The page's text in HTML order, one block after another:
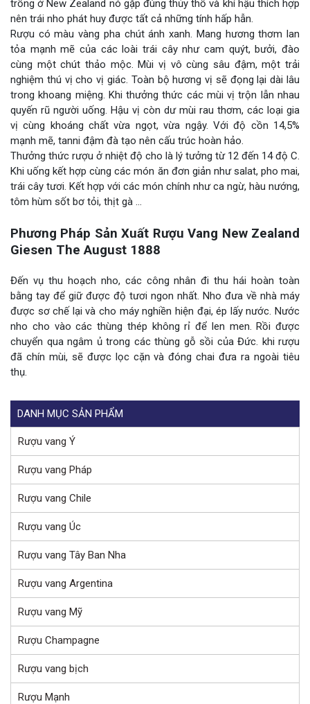
trồng ở New Zealand nó gặp đúng thủy thổ và khí hậu thích hợp
nên trái nho phát huy được tất cả những tính hấp hẫn.
Rượu có màu vàng pha chút ánh xanh. Mang hương thơm lan
tỏa mạnh mẽ của các loài trái cây như cam quýt, bưởi, đào
cùng một chút thảo mộc. Mùi vị vô cùng sâu đậm, một trải
nghiệm thú vị cho vị giác. Toàn bộ hương vị sẽ đọng lại dài lâu
trong khoang miệng. Khi thưởng thức các mùi vị trộn lẫn nhau
quyến rũ người uống. Hậu vị còn dư mùi rau thơm, các loại gia
vị cùng khoáng chất vừa ngọt, vừa ngậy. Với độ cồn 14,5%
mạnh mẽ, tanni đậm đà tạo nên cấu trúc hoàn hảo.
Thưởng thức rượu ở nhiệt độ cho là lý tưởng từ 12 đến 14 độ C.
Khi uống kết hợp cùng các món ăn đơn giản như salat, pho mai,
trái cây tươi. Kết hợp với các món chính như ca ngừ, hàu nướng,
tôm hùm sốt bơ tỏi, thịt gà …
Phương Pháp Sản Xuất Rượu Vang New Zealand
Giesen The August 1888
Đến vụ thu hoạch nho, các công nhân đi thu hái hoàn toàn
bằng tay để giữ được độ tươi ngon nhất. Nho đưa về nhà máy
được sơ chế lại và cho máy nghiền hiện đại, ép lấy nước. Nước
nho cho vào các thùng thép không rỉ để len men. Rồi được
chuyển qua ngâm ủ trong các thùng gỗ sồi của Đức. khi rượu
đã chín mùi, sẽ được lọc cặn và đóng chai đưa ra ngoài tiêu
thụ.
DANH MỤC SẢN PHẨM
Rượu vang Ý
Rượu vang Pháp
Rượu vang Chile
Rượu vang Úc
Rượu vang Tây Ban Nha
Rượu vang Argentina
Rượu vang Mỹ
Rượu Champagne
Rượu vang bịch
Rượu Mạnh